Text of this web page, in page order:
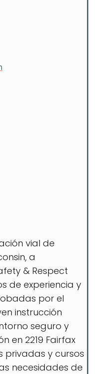
vial de
a
& Respect
de experiencia y
por el
instrucción
seguro y
en 2219 Fairfax
privadas y cursos
necesidades de